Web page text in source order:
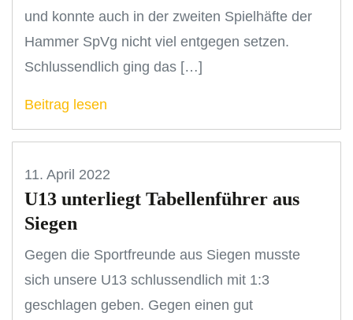
und konnte auch in der zweiten Spielhäfte der
Hammer SpVg nicht viel entgegen setzen.
Schlussendlich ging das […]
Beitrag lesen
11. April 2022
U13 unterliegt Tabellenführer aus
Siegen
Gegen die Sportfreunde aus Siegen musste
sich unsere U13 schlussendlich mit 1:3
geschlagen geben. Gegen einen gut